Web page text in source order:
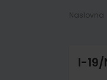
Naslovna
I-19/